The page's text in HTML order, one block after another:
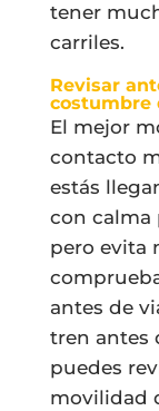
tener
carriles.
Revisar
costumbre
El mejor
contacto
estás
con calma
pero evita
antes de
tren antes
puedes
movilidad